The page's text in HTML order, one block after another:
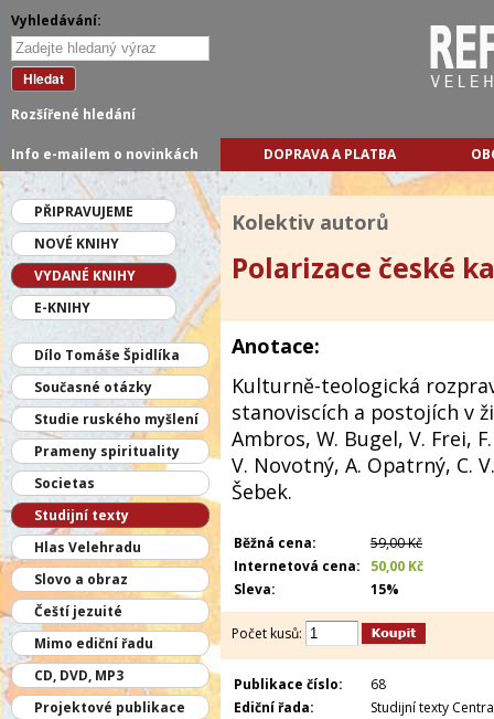
DOPRAVA A PLATBA
PŘIPRAVUJEME
NOVÉ KNIHY
VYDANÉ KNIHY
E-KNIHY
Dílo Tomáše Špidlíka
Současné otázky
Studie ruského myšlení
Prameny spirituality
Societas
Studijní texty
Hlas Velehradu
Slovo a obraz
Čeští jezuité
Mimo ediční řadu
CD, DVD, MP3
Projektové publikace
Kolektiv autorů
Polarizace české
Anotace:
Kulturně-teologická
stanoviscích a postojích v
Ambros, W. Bugel, V. Frei,
V. Novotný, A. Opatrný, C.
Šebek.
Běžná cena:
59,00 Kč
Internetová cena:
50,00 Kč
Sleva:
15%
Počet kusů:
Publikace číslo:
68
Ediční řada:
Studijní texty
Vyhledávání:
Hledat
Rozšířené hledání
Info e-mailem o novinkách